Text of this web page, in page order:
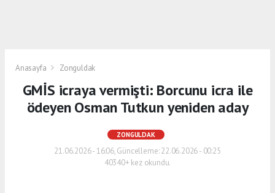
Anasayfa Zonguldak
GMİS icraya vermişti: Borcunu icra ile
ödeyen Osman Tutkun yeniden aday
ZONGULDAK
21.06.2026 - 16:06, Güncelleme: 22.06.2026 - 00:25
40340+ kez okundu.